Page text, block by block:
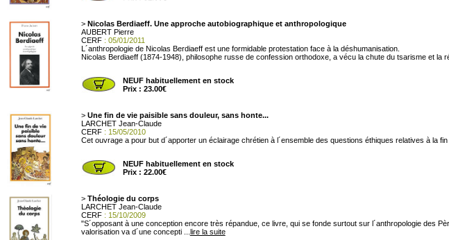
> Nicolas Berdiaeff. Une approche autobiographique et anthropologique
AUBERT Pierre
CERF: 05/01/2011
L´anthropologie de Nicolas Berdiaeff est une formidable protestation face à la déshumanisation.
Nicolas Berdiaeff (1874-1948), philosophe russe de confession orthodoxe, a vécu la chute du tsarisme et la
NEUF habituellement en stock
Prix : 23.00€
> Une fin de vie paisible sans douleur, sans honte...
LARCHET Jean-Claude
CERF: 15/05/2010
Cet ouvrage a pour but d´apporter un éclairage chrétien à l´ensemble des questions éthiques relatives à la
NEUF habituellement en stock
Prix : 22.00€
> Théologie du corps
LARCHET Jean-Claude
CERF: 15/10/2009
"S´opposant à une conception encore très répandue, ce livre, qui se fonde surtout sur l´anthropologie des
valorisation va d´une concepti ... lire la suite